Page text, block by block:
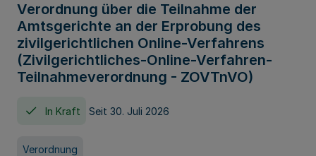
Verordnung über die Teilnahme der
Amtsgerichte an der Erprobung des
zivilgerichtlichen Online-Verfahrens
(Zivilgerichtliches-Online-Verfahren-
Teilnahmeverordnung - ZOVTnVO)
In Kraft Seit 30. Juli 2026
Verordnung